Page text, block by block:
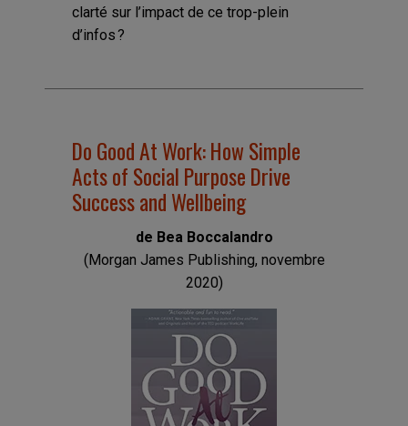
clarté sur l’impact de ce trop-plein
d’infos ?
Do Good At Work: How Simple
Acts of Social Purpose Drive
Success and Wellbeing
de Bea Boccalandro
(Morgan James Publishing, novembre
2020)